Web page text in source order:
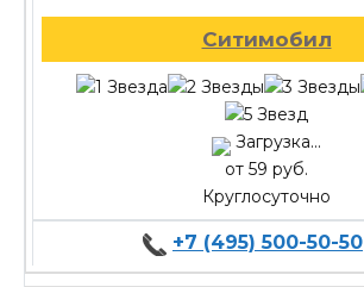
Ситимобил
Загрузка...
от 59 руб.
Круглосуточно
+7 (495) 500-50-50